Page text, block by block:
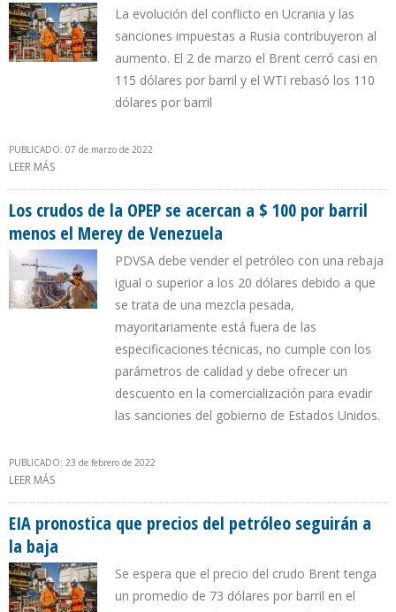
La evolución del conflicto en Ucrania y las
sanciones impuestas a Rusia contribuyeron al
aumento. El 2 de marzo el Brent cerró casi en
115 dólares por barril y el WTI rebasó los 110
dólares por barril
PUBLICADO: 07 de marzo de 2022
LEER MÁS
Los crudos de la OPEP se acercan a $ 100 por barril
menos el Merey de Venezuela
PDVSA debe vender el petróleo con una rebaja
igual o superior a los 20 dólares debido a que
se trata de una mezcla pesada,
mayoritariamente está fuera de las
especificaciones técnicas, no cumple con los
parámetros de calidad y debe ofrecer un
descuento en la comercialización para evadir
las sanciones del gobierno de Estados Unidos.
PUBLICADO: 23 de febrero de 2022
LEER MÁS
EIA pronostica que precios del petróleo seguirán a
la baja
Se espera que el precio del crudo Brent tenga
un promedio de 73 dólares por barril en el